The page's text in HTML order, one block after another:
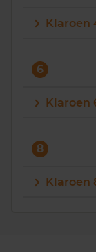
Klaroen
6
Klaroen
8
Klaroen